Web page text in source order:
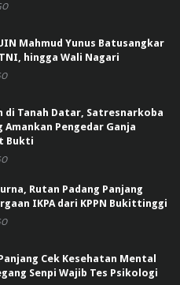
Mahmud Yunus Batusangkar
hingga Wali Nagari
di Tanah Datar, Satresnarkoba
Amankan Pengedar Ganja
Bukti
Rutan Padang Panjang
IKPA dari KPPN Bukittinggi
Cek Kesehatan Mental
Senpi Wajib Tes Psikologi